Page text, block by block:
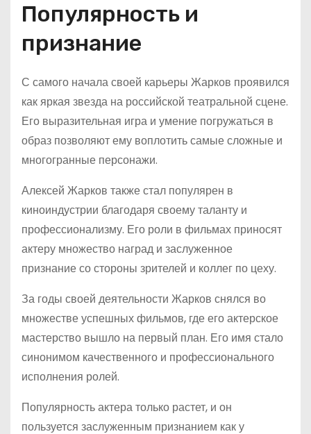
Популярность и
признание
С самого начала своей карьеры Жарков проявился
как яркая звезда на российской театральной сцене.
Его выразительная игра и умение погружаться в
образ позволяют ему воплотить самые сложные и
многогранные персонажи.
Алексей Жарков также стал популярен в
киноиндустрии благодаря своему таланту и
профессионализму. Его роли в фильмах приносят
актеру множество наград и заслуженное
признание со стороны зрителей и коллег по цеху.
За годы своей деятельности Жарков снялся во
множестве успешных фильмов, где его актерское
мастерство вышло на первый план. Его имя стало
синонимом качественного и профессионального
исполнения ролей.
Популярность актера только растет, и он
пользуется заслуженным признанием как у